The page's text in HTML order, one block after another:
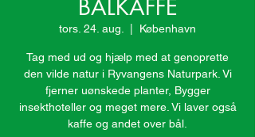
BÅLKAFFE
tors. 24. aug. København
Tag med ud og hjælp med at genoprette
den vilde natur i Ryvangens Naturpark. Vi
fjerner uønskede planter, Bygger
insekthoteller og meget mere. Vi laver også
kaffe og andet over bål.